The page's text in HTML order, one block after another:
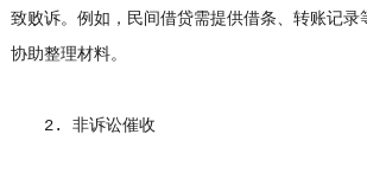
致败诉。例如，民间借贷需提供借条、转账记录
协助整理材料。
2. 非诉讼催收